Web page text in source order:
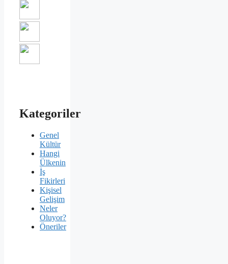
Kategoriler
Genel
Kültür
Hangi
Ülkenin
İş
Fikirleri
Kişisel
Gelişim
Neler
Oluyor?
Öneriler